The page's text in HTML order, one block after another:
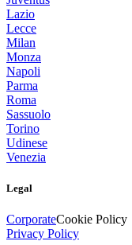
Lazio
Lecce
Milan
Monza
Napoli
Parma
Roma
Sassuolo
Torino
Udinese
Venezia
Legal
CorporateCookie Policy
Privacy Policy